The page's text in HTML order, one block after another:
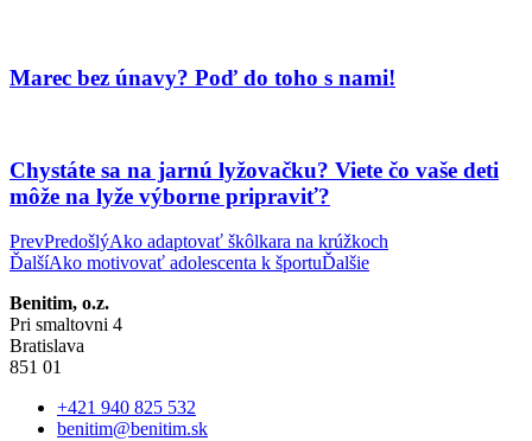
Marec bez únavy? Poď do toho s nami!
Chystáte sa na jarnú lyžovačku? Viete čo vaše deti
môže na lyže výborne pripraviť?
PrevPredošlýAko adaptovať škôlkara na krúžkoch
ĎalšíAko motivovať adolescenta k športuĎalšie
Benitim, o.z.
Pri smaltovni 4
Bratislava
851 01
+421 940 825 532
benitim@benitim.sk